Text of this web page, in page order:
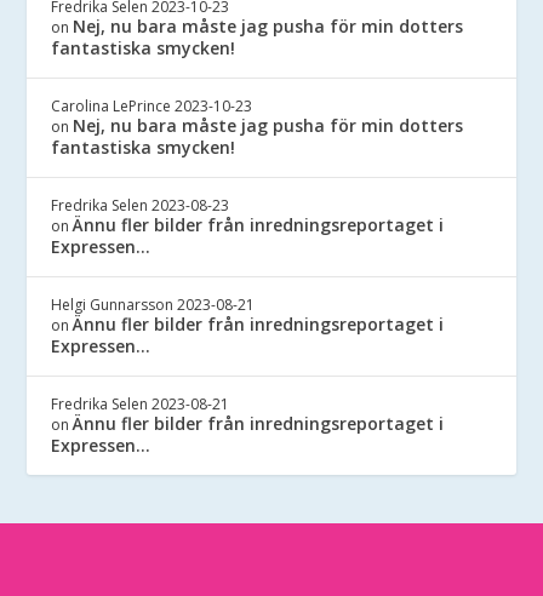
Fredrika Selen 2023-10-23
on Nej, nu bara måste jag pusha för min dotters
fantastiska smycken!
Carolina LePrince 2023-10-23
on Nej, nu bara måste jag pusha för min dotters
fantastiska smycken!
Fredrika Selen 2023-08-23
onÄnnu fler bilder från inredningsreportaget i
Expressen…
Helgi Gunnarsson 2023-08-21
onÄnnu fler bilder från inredningsreportaget i
Expressen…
Fredrika Selen 2023-08-21
onÄnnu fler bilder från inredningsreportaget i
Expressen…